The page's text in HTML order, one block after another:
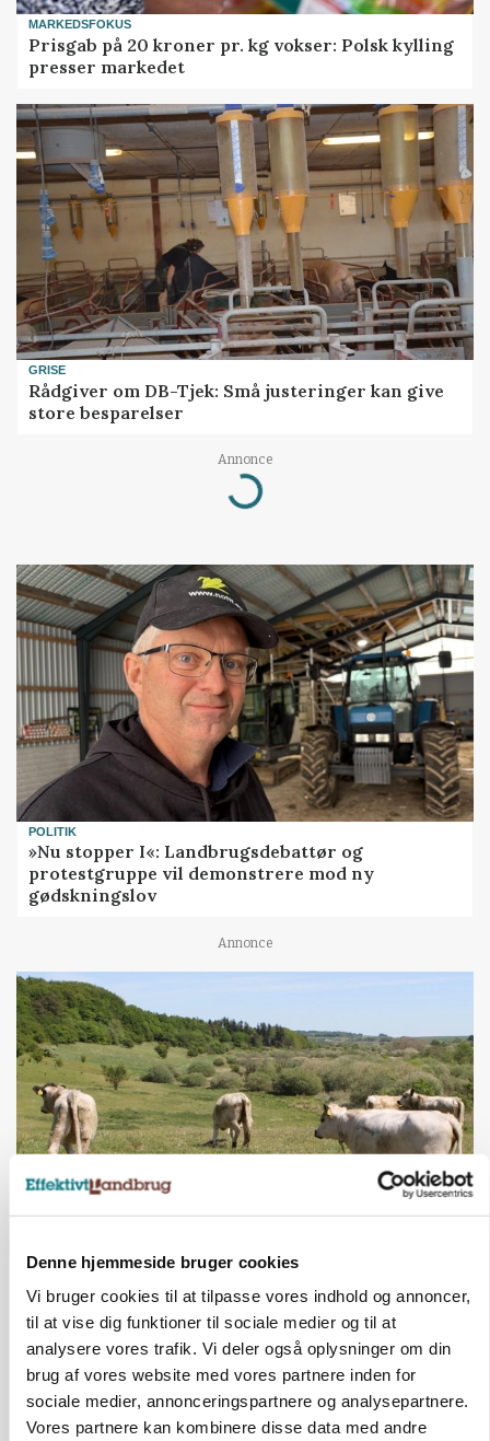
Denne hjemmeside bruger cookies
Vi bruger cookies til at tilpasse vores indhold og annoncer,
til at vise dig funktioner til sociale medier og til at
analysere vores trafik. Vi deler også oplysninger om din
brug af vores website med vores partnere inden for
sociale medier, annonceringspartnere og analysepartnere.
Vores partnere kan kombinere disse data med andre
MARKEDSFOKUS
Prisgab på 20 kroner pr. kg vokser: Polsk kylling
presser markedet
GRISE
Rådgiver om DB-Tjek: Små justeringer kan give
store besparelser
Annonce
Loading...
POLITIK
»Nu stopper I«: Landbrugsdebattør og
protestgruppe vil demonstrere mod ny
gødskningslov
Annonce
Snart kan man søge tilskud til naturprojekter
Annonce
PLANTER
Før såmaskinen kører: Her er efterårets største
skadedyrsrisici